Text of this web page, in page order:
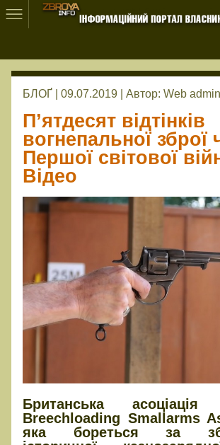
БЛОҐ | 09.07.2019 | Автор: Web admin
П’ятдесят відтінків
вогнепальної зброї
Першої світової
Відео
Британська асоціація
Breechloading Smallarms
яка бореться за